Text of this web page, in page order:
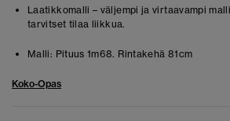
Laatikkomalli – väljempi ja virtaavampi
tarvitset tilaa liikkua.
Malli: Pituus 1m68. Rintakehä 81cm
Koko-Opas